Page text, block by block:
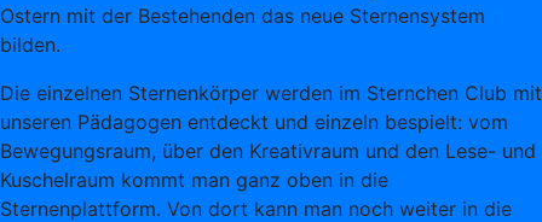
Ostern mit der Bestehenden das neue Sternensystem
bilden.
Die einzelnen Sternenkörper werden im Sternchen Club mit
unseren Pädagogen entdeckt und einzeln bespielt: vom
Bewegungsraum, über den Kreativraum und den Lese- und
Kuschelraum kommt man ganz oben in die
Sternenplattform. Von dort kann man noch weiter in die